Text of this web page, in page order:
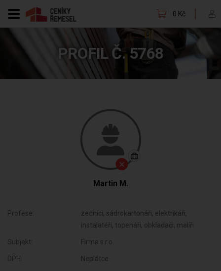
0 Kč
PROFIL Č. 5768
Martin M.
Profese:
zedníci, sádrokartonáři, elektrikáři,
instalatéři, topenáři, obkladači, malíři
Subjekt: Firma s.r.o.
DPH: Neplátce